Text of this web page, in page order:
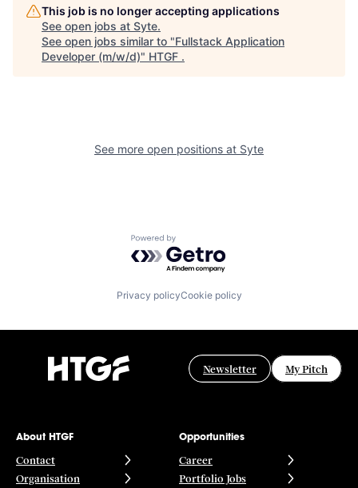
This job is no longer accepting applications
See open jobs at Syte.
See open jobs similar to "Fullstack Application
Developer (m/w/d)" HTGF .
See more open positions at Syte
Powered by Getro.com
Privacy policyCookie policy
Newsletter My Pitch
About HTGF
Contact
Organisation
Opportunities
Career
Portfolio Jobs